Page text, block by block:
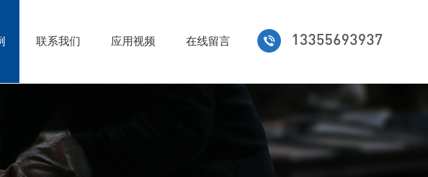
13355693937
联系我们 应用视频 在线留言